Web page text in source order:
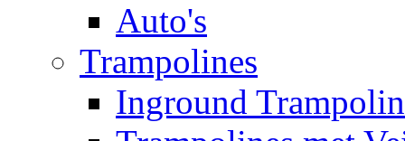
Auto's
Trampolines
Inground